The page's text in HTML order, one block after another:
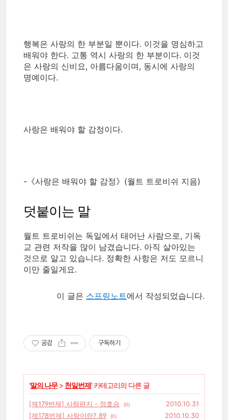
행복은 사랑의 한 부분일 뿐이다. 이것을 명심하고
배워야 한다. 고통 역시 사랑의 한 부분이다. 이것
은 사랑의 신비요, 아름다움이며, 동시에 사랑의
명예이다.
사랑은 배워야 할 감정이다.
-《사랑은 배워야 할 감정》(월트 트로비쉬 지음)
덧붙이는 말
월트 트로비쉬는 독일에서 태어난 사람으로, 기독
교 관련 저작을 많이 남겼습니다. 아직 살아있는
것으로 알고 있습니다. 정확한 사항은 저도 모르니
이만 줄일게요.
이 글은 스프링노트에서 작성되었습니다.
공감 구독하기
'말의 나무> 천일번제' 카테고리의 다른 글
[제179번제] 사랑편지 - 정호승 (0)
2010.10.31
[제178번제] 사랑이란? 89
(0)
2010.10.30